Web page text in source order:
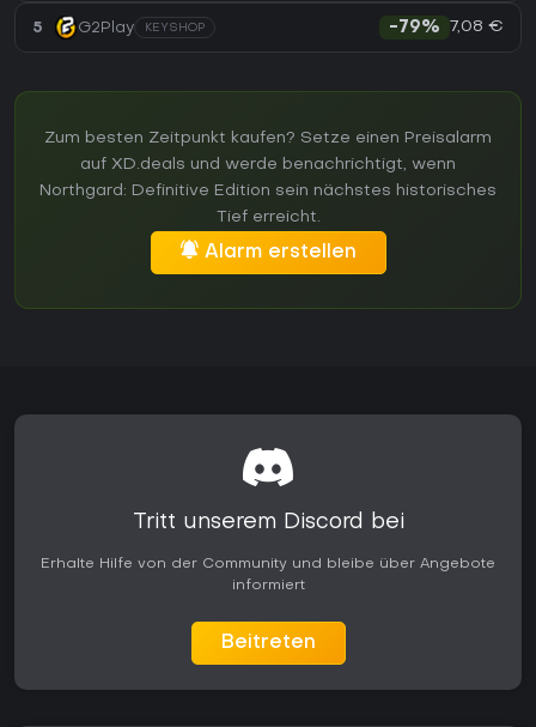
5 G2Play KEYSHOP -79% 7,08 €
Zum besten Zeitpunkt kaufen? Setze einen Preisalarm
auf XD.deals und werde benachrichtigt, wenn
Northgard: Definitive Edition sein nächstes historisches
Tief erreicht.
Alarm erstellen
Tritt unserem Discord bei
Erhalte Hilfe von der Community und bleibe über Angebote
informiert
Beitreten